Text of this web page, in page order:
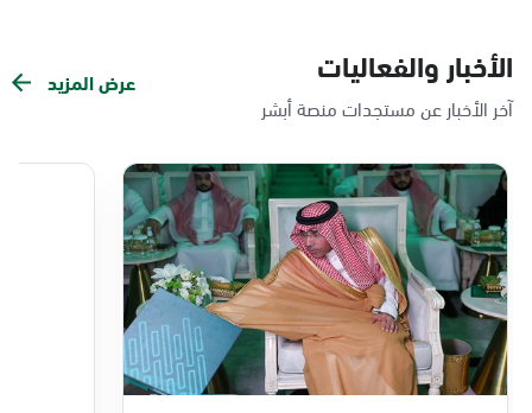
الدمام, الدمام - لولو مول
الأحد - الخميس (08:00-14:30)
الدمام, الدمام - بنده حي أحد
الأحد - الخميس (08:00-14:30)
التوجه للموقع
الدمام, الدمام - الغرفة التجارية
الأخبار والفعاليات
آخر الأخبار عن مستجدات منصة أبشر
عرض المزيد